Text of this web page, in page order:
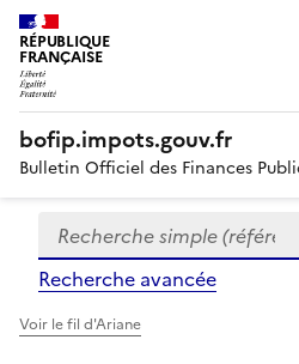
RÉPUBLIQUE
FRANÇAISE
bofip.impots.gouv.fr
Bulletin Officiel des Finances
Formulaire
de
recherche
Recherche simple
Recherche avancée
Voir le fil d'Ariane